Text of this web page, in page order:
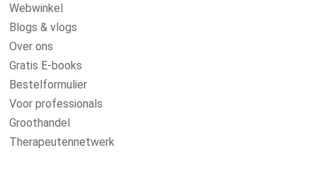
Webwinkel
Blogs & vlogs
Over ons
Gratis E-books
Bestelformulier
Voor professionals
Groothandel
Therapeutennetwerk